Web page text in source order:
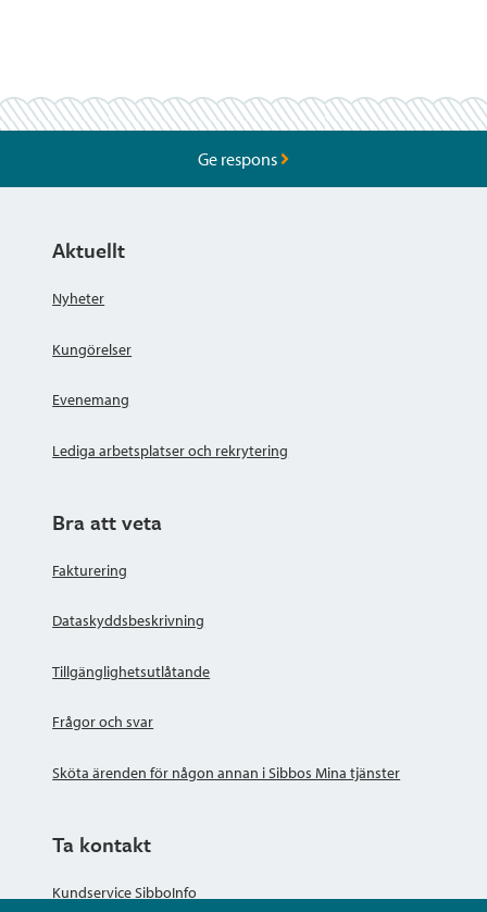
Ge respons
Aktuellt
Nyheter
Kungörelser
Evenemang
Lediga arbetsplatser och rekrytering
Bra att veta
Fakturering
Dataskyddsbeskrivning
Tillgänglighetsutlåtande
Frågor och svar
Sköta ärenden för någon annan i Sibbos Mina tjänster
Ta kontakt
Kundservice SibboInfo